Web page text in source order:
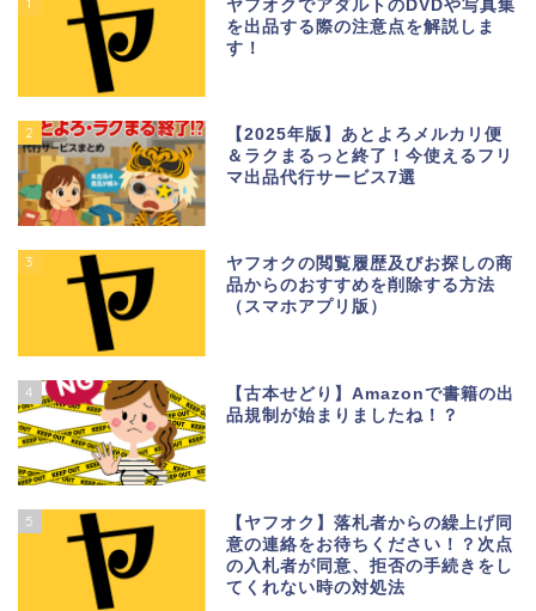
ヤフオクでアダルトのDVDや写真集
を出品する際の注意点を解説しま
す！
2
【2025年版】あとよろメルカリ便
＆ラクまるっと終了！今使えるフリ
マ出品代行サービス7選
3
ヤフオクの閲覧履歴及びお探しの商
品からのおすすめを削除する方法
（スマホアプリ版）
4
【古本せどり】Amazonで書籍の出
品規制が始まりましたね！？
5
【ヤフオク】落札者からの繰上げ同
意の連絡をお待ちください！？次点
の入札者が同意、拒否の手続きをし
てくれない時の対処法